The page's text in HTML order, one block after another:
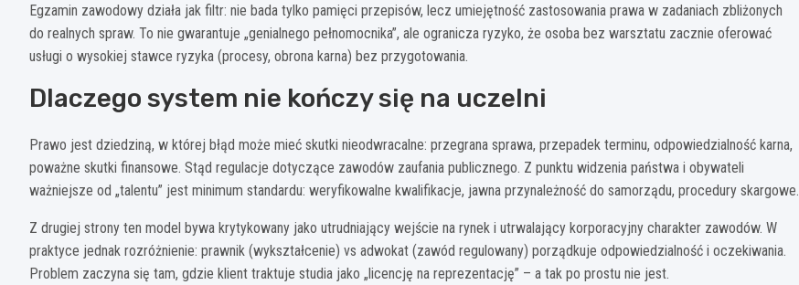
Egzamin zawodowy działa jak filtr: nie bada tylko pamięci przepisów, lecz umiejętność zastosowania prawa w zadaniach zbliżonych
do realnych spraw. To nie gwarantuje „genialnego pełnomocnika”, ale ogranicza ryzyko, że osoba bez warsztatu zacznie oferować
usługi o wysokiej stawce ryzyka (procesy, obrona karna) bez przygotowania.
Dlaczego system nie kończy się na uczelni
Prawo jest dziedziną, w której błąd może mieć skutki nieodwracalne: przegrana sprawa, przepadek terminu, odpowiedzialność karna,
poważne skutki finansowe. Stąd regulacje dotyczące zawodów zaufania publicznego. Z punktu widzenia państwa i obywateli
ważniejsze od „talentu” jest minimum standardu: weryfikowalne kwalifikacje, jawna przynależność do samorządu, procedury skargowe.
Z drugiej strony ten model bywa krytykowany jako utrudniający wejście na rynek i utrwalający korporacyjny charakter zawodów. W
praktyce jednak rozróżnienie: prawnik (wykształcenie) vs adwokat (zawód regulowany) porządkuje odpowiedzialność i oczekiwania.
Problem zaczyna się tam, gdzie klient traktuje studia jako „licencję na reprezentację” – a tak po prostu nie jest.